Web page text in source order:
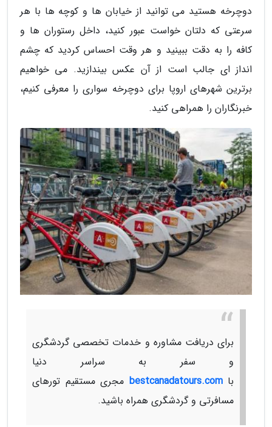
دوچرخه هستید می توانید از خیابان ها و کوچه ها با هر
سرعتی که دلتان خواست عبور کنید، داخل رستوران ها و
کافه را به دقت ببینید و هر وقت احساس کردید که چشم
انداز ای جالب است از آن عکس بیندازید. می خواهیم
برترین شهرهای اروپا برای دوچرخه سواری را معرفی کنیم،
خبرنگاران را همراهی کنید.
برای دریافت مشاوره و خدمات تخصصی گردشگری
و سفر به سراسر دنیا
باbestcanadatours.com مجری مستقیم تورهای
مسافرتی و گردشگری همراه باشید.